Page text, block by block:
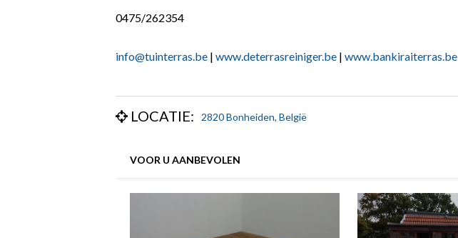
0475/262354
info@tuinterras.be | www.deterrasreiniger.be | www.bankiraiterras.be
LOCATIE: 2820 Bonheiden, België
VOOR U AANBEVOLEN